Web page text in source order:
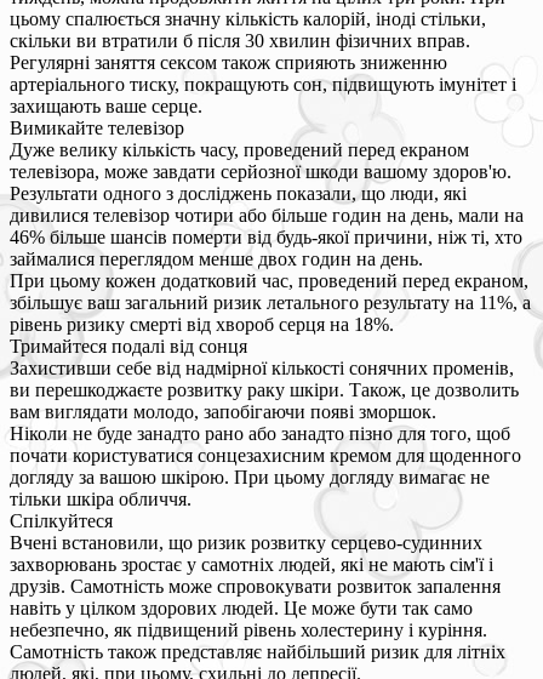
цьому спалюється значну кількість калорій, іноді стільки,
скільки ви втратили б після 30 хвилин фізичних вправ.
Регулярні заняття сексом також сприяють зниженню
артеріального тиску, покращують сон, підвищують імунітет і
захищають ваше серце.
Вимикайте телевізор
Дуже велику кількість часу, проведений перед екраном
телевізора, може завдати серйозної шкоди вашому здоров'ю.
Результати одного з досліджень показали, що люди, які
дивилися телевізор чотири або більше годин на день, мали на
46% більше шансів померти від будь-якої причини, ніж ті, хто
займалися переглядом менше двох годин на день.
При цьому кожен додатковий час, проведений перед екраном,
збільшує ваш загальний ризик летального результату на 11%, а
рівень ризику смерті від хвороб серця на 18%.
Тримайтеся подалі від сонця
Захистивши себе від надмірної кількості сонячних променів,
ви перешкоджаєте розвитку раку шкіри. Також, це дозволить
вам виглядати молодо, запобігаючи появі зморшок.
Ніколи не буде занадто рано або занадто пізно для того, щоб
почати користуватися сонцезахисним кремом для щоденного
догляду за вашою шкірою. При цьому догляду вимагає не
тільки шкіра обличчя.
Спілкуйтеся
Вчені встановили, що ризик розвитку серцево-судинних
захворювань зростає у самотніх людей, які не мають сім'ї і
друзів. Самотність може спровокувати розвиток запалення
навіть у цілком здорових людей. Це може бути так само
небезпечно, як підвищений рівень холестерину і куріння.
Самотність також представляє найбільший ризик для літніх
людей, які, при цьому, схильні до депресії.